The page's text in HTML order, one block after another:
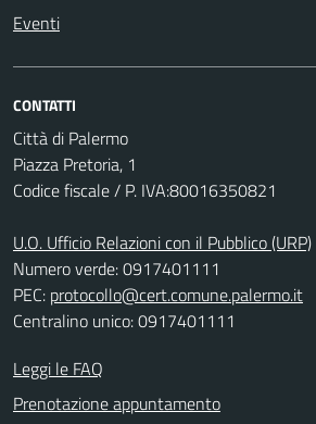
Eventi
CONTATTI
Città di Palermo
Piazza Pretoria, 1
Codice fiscale / P. IVA:80016350821
U.O. Ufficio Relazioni con il Pubblico (URP)
Numero verde: 0917401111
PEC: protocollo@cert.comune.palermo.it
Centralino unico: 0917401111
Leggi le FAQ
Prenotazione appuntamento